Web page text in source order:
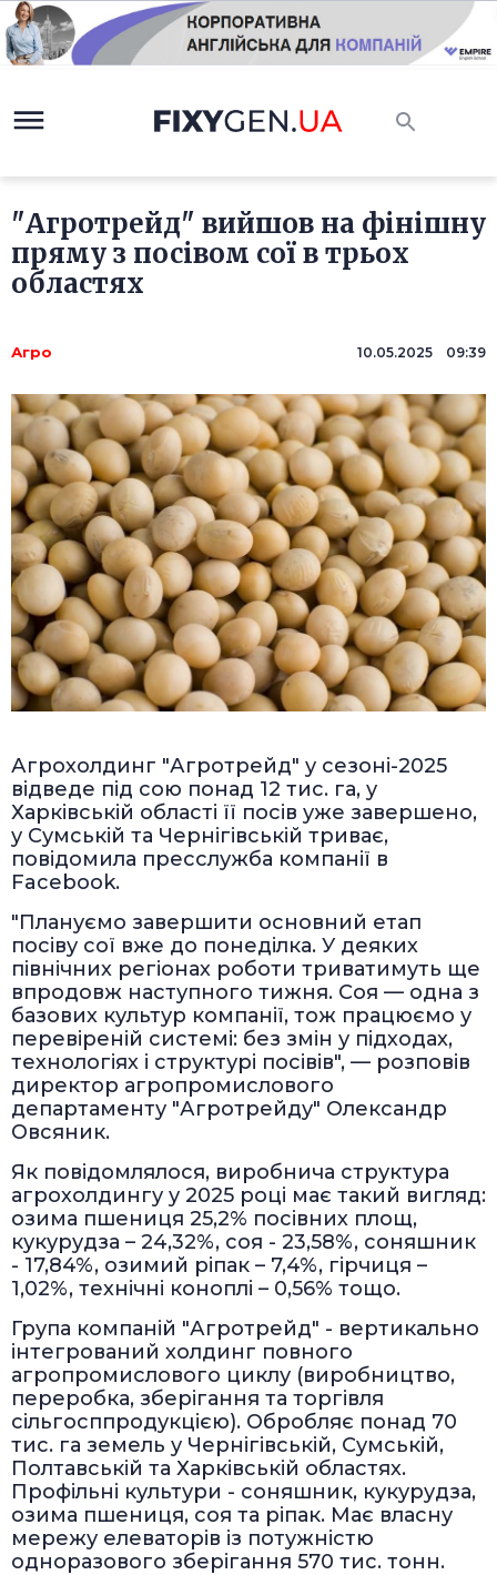
"Агротрейд" вийшов на фінішну
пряму з посівом сої в трьох
областях
Агро 10.05.2025 09:39
Агрохолдинг "Агротрейд" у сезоні-2025
відведе під сою понад 12 тис. га, у
Харківській області її посів уже завершено,
у Сумській та Чернігівській триває,
повідомила пресслужба компанії в
Facebook.
"Плануємо завершити основний етап
посіву сої вже до понеділка. У деяких
північних регіонах роботи триватимуть ще
впродовж наступного тижня. Соя — одна з
базових культур компанії, тож працюємо у
перевіреній системі: без змін у підходах,
технологіях і структурі посівів", — розповів
директор агропромислового
департаменту "Агротрейду" Олександр
Овсяник.
Як повідомлялося, виробнича структура
агрохолдингу у 2025 році має такий вигляд:
озима пшениця 25,2% посівних площ,
кукурудза – 24,32%, соя - 23,58%, соняшник
- 17,84%, озимий ріпак – 7,4%, гірчиця –
1,02%, технічні коноплі – 0,56% тощо.
Група компаній "Агротрейд" - вертикально
інтегрований холдинг повного
агропромислового циклу (виробництво,
переробка, зберігання та торгівля
сільгосппродукцією). Обробляє понад 70
тис. га земель у Чернігівській, Сумській,
Полтавській та Харківській областях.
Профільні культури - соняшник, кукурудза,
озима пшениця, соя та ріпак. Має власну
мережу елеваторів із потужністю
одноразового зберігання 570 тис. тонн.